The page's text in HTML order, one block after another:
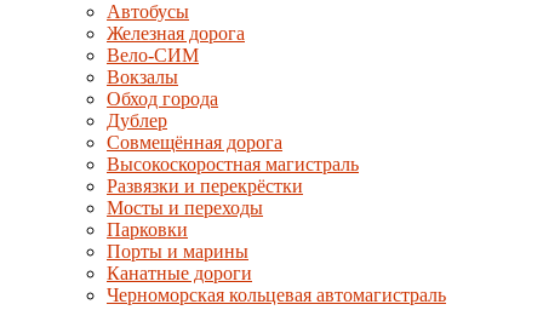
Автобусы
Железная дорога
Вело-СИМ
Вокзалы
Обход города
Дублер
Совмещённая дорога
Высокоскоростная магистраль
Развязки и перекрёстки
Мосты и переходы
Парковки
Порты и марины
Канатные дороги
Черноморская кольцевая автомагистраль